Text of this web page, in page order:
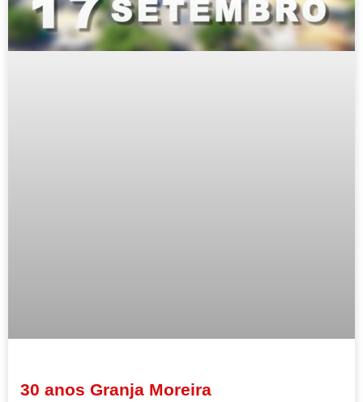
30 anos Granja Moreira